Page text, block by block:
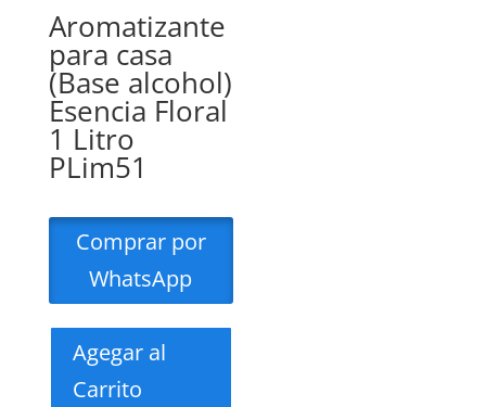
Aromatizante
para casa
(Base alcohol)
Esencia Floral
1 Litro
PLim51
Comprar por
WhatsApp
Agegar al
Carrito